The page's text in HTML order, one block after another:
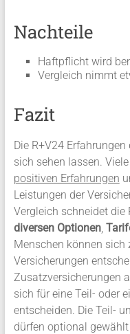
Nachteile
Haftpflicht wird
Vergleich nimmt
Fazit
Die R+V24
sich sehen lassen.
positiven Erfahrungen
Leistungen der
Vergleich schneidet die
diversen Optionen,
Menschen können sich
Versicherungen
Zusatzversicherungen
sich für eine Teil- oder
entscheiden. Die Teil-
dürfen optional